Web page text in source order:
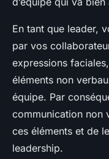
En tant que leader,
par vos
expressions
éléments non
équipe. Par
communication non
ces éléments et de
leadership.